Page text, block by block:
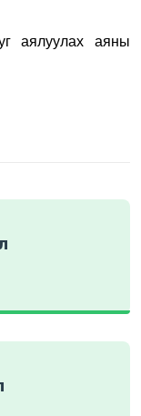
аялуулах аяны